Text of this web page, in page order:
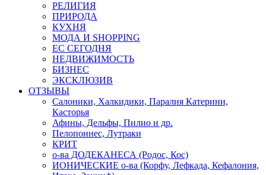
РЕЛИГИЯ
ПРИРОДА
КУХНЯ
МОДА И SHOPPING
ЕС СЕГОДНЯ
НЕДВИЖИМОСТЬ
БИЗНЕС
ЭКСКЛЮЗИВ
ОТЗЫВЫ
Салоники, Халкидики, Паралия Катерини,
Касторья
Афины, Дельфы, Пилио и др.
Пелопоннес, Лутраки
КРИТ
о-ва ДОДЕКАНЕСА (Родос, Кос)
ИОНИЧЕСКИЕ о-ва (Корфу, Лефкада, Кефалония,